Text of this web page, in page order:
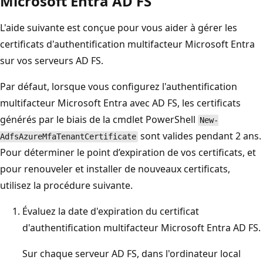
L'aide suivante est conçue pour vous aider à gérer les
certificats d'authentification multifacteur Microsoft Entra
sur vos serveurs AD FS.
Par défaut, lorsque vous configurez l'authentification
multifacteur Microsoft Entra avec AD FS, les certificats
générés par le biais de la cmdlet PowerShell New-
AdfsAzureMfaTenantCertificate sont valides pendant 2 ans.
Pour déterminer le point d’expiration de vos certificats, et
pour renouveler et installer de nouveaux certificats,
utilisez la procédure suivante.
Évaluez la date d'expiration du certificat
d'authentification multifacteur Microsoft Entra AD FS.
Sur chaque serveur AD FS, dans l'ordinateur local